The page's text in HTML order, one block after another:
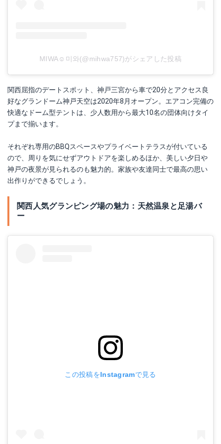
MIWA☺︎미와(@mihwa757)がシェアした投稿
関西屈指のデートスポット、神戸三宮から車で20分とアクセス良
好なグランドーム神戸天空は2020年8月オープン。エアコン完備の
快適なドーム型テントは、少人数用から最大10名の団体向けタイ
プまで揃います。
それぞれ専用のBBQスペースやプライベートテラスが付いている
ので、周りを気にせずアウトドアを楽しめるほか、美しい夕日や
神戸の夜景が見られるのも魅力的。家族や友達同士で最高の思い
出作りができるでしょう。
関西人気グランピング場の魅力：天然温泉と足湯バ
ー
この投稿をInstagramで見る